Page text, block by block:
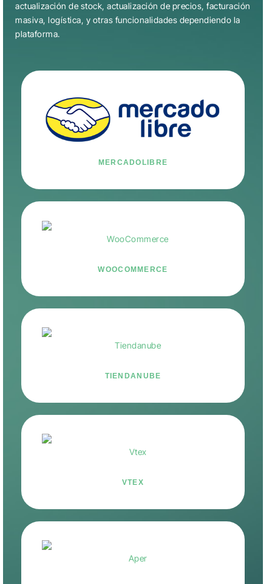
actualización de stock, actualización de precios, facturación
masiva, logística, y otras funcionalidades dependiendo la
plataforma.
MERCADOLIBRE
WOOCOMMERCE
TIENDANUBE
VTEX